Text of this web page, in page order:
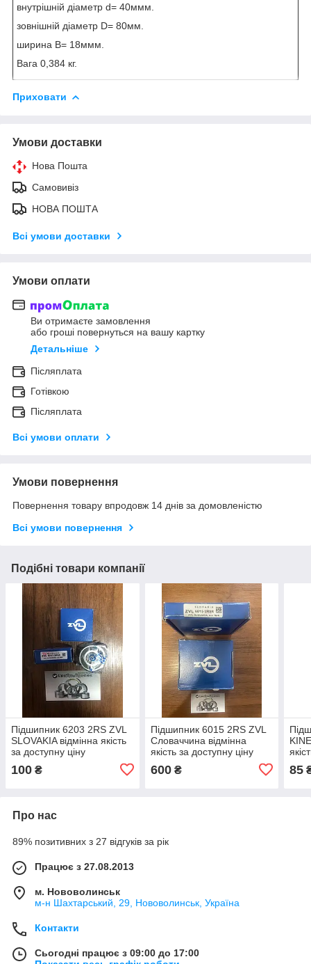
внутрішній діаметр d= 40ммм.
зовнішній діаметр D= 80мм.
ширина B= 18ммм.
Вага 0,384 кг.
Приховати
Умови доставки
Нова Пошта
Самовивіз
НОВА ПОШТА
Всі умови доставки
Умови оплати
Ви отримаєте замовлення
або гроші повернуться на вашу картку
Детальніше
Післяплата
Готівкою
Післяплата
Всі умови оплати
Умови повернення
Повернення товару впродовж 14 днів за домовленістю
Всі умови повернення
Подібні товари компанії
Підшипник 6203 2RS ZVL
SLOVAKIA відмінна якість
за доступну ціну
100 ₴
Підшипник 6015 2RS ZVL
Словаччина відмінна
якість за доступну ціну
600₴ 85
Про нас
89% позитивних з 27 відгуків за рік
Працює з 27.08.2013
м. Нововолинськ
м-н Шахтарський, 29, Нововолинськ, Україна
Контакти
Сьогодні працює з 09:00 до 17:00